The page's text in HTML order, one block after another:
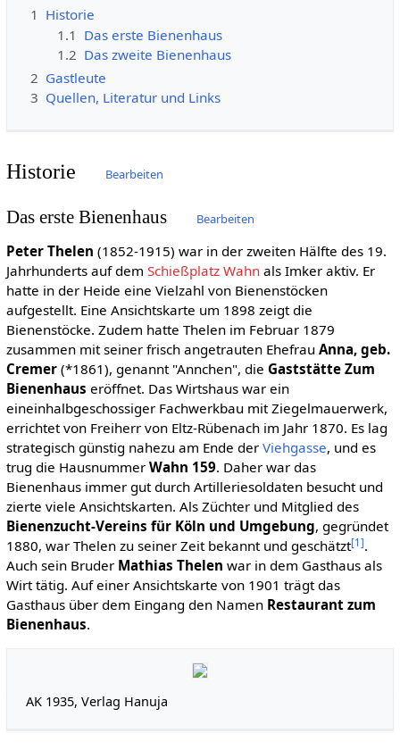
1 Historie
1.1 Das erste Bienenhaus
1.2 Das zweite Bienenhaus
2 Gastleute
3 Quellen, Literatur und Links
Historie Bearbeiten
Das erste Bienenhaus Bearbeiten
Peter Thelen (1852-1915) war in der zweiten Hälfte des 19.
Jahrhunderts auf dem Schießplatz Wahnals Imker aktiv. Er
hatte in der Heide eine Vielzahl von Bienenstöcken
aufgestellt. Eine Ansichtskarte um 1898 zeigt die
Bienenstöcke. Zudem hatte Thelen im Februar 1879
zusammen mit seiner frisch angetrauten Ehefrau Anna, geb.
Cremer(*1861), genannt "Annchen", die Gaststätte Zum
Bienenhaus eröffnet. Das Wirtshaus war ein
eineinhalbgeschossiger Fachwerkbau mit Ziegelmauerwerk,
errichtet von Freiherr von Eltz-Rübenach im Jahr 1870. Es lag
strategisch günstig nahezu am Ende der Viehgasse, und es
trug die Hausnummer Wahn 159. Daher war das
Bienenhaus immer gut durch Artilleriesoldaten besucht und
zierte viele Ansichtskarten. Als Züchter und Mitglied des
Bienenzucht-Vereins für Köln und Umgebung, gegründet
1880, war Thelen zu seiner Zeit bekannt und geschätzt[1 ].
Auch sein Bruder Mathias Thelen war in dem Gasthaus als
Wirt tätig. Auf einer Ansichtskarte von 1901 trägt das
Gasthaus über dem Eingang den Namen Restaurant zum
Bienenhaus.
AK 1935, Verlag Hanuja